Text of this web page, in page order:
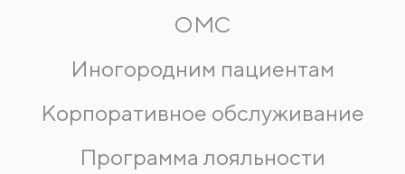
ОМС
Иногородним пациентам
Корпоративное обслуживание
Программа лояльности